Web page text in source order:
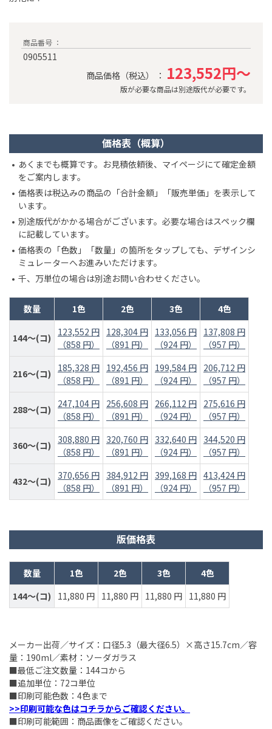
商品番号 ：
0905511
商品価格（税込） ： 123,552円～
版が必要な商品は別途版代が必要です。
価格表（概算）
あくまでも概算です。お見積依頼後、マイページにて確定金額
をご案内します。
価格表は税込みの商品の「合計金額」「販売単価」を表示して
います。
別途版代がかかる場合がございます。必要な場合はスペック欄
に記載しています。
価格表の「色数」「数量」の箇所をタップしても、デザインシ
ミュレーターへお進みいただけます。
千、万単位の場合は別途お問い合わせください。
数量 1色 2色 3色 4色
144～(コ)
123,552 円
（858 円）
128,304 円
（891 円）
133,056 円
（924 円）
137,808 円
（957 円）
216～(コ)
185,328 円
（858 円）
192,456 円
（891 円）
199,584 円
（924 円）
206,712 円
（957 円）
288～(コ)
247,104 円
（858 円）
256,608 円
（891 円）
266,112 円
（924 円）
275,616 円
（957 円）
360～(コ)
308,880 円
（858 円）
320,760 円
（891 円）
332,640 円
（924 円）
344,520 円
（957 円）
432～(コ)
370,656 円
（858 円）
384,912 円
（891 円）
399,168 円
（924 円）
413,424 円
（957 円）
版価格表
数量 1色 2色 3色
4色
144～(コ)
11,880 円 11,880 円 11,880 円 11,880 円
メーカー出荷／サイズ：口径5.3（最大径6.5）×高さ15.7cm／容
量：190ml／素材：ソーダガラス
■最低ご注文数量：144コから
■追加単位：72コ単位
■印刷可能色数：4色まで
>>印刷可能な色はコチラからご確認ください。
■印刷可能範囲：商品画像をご確認ください。